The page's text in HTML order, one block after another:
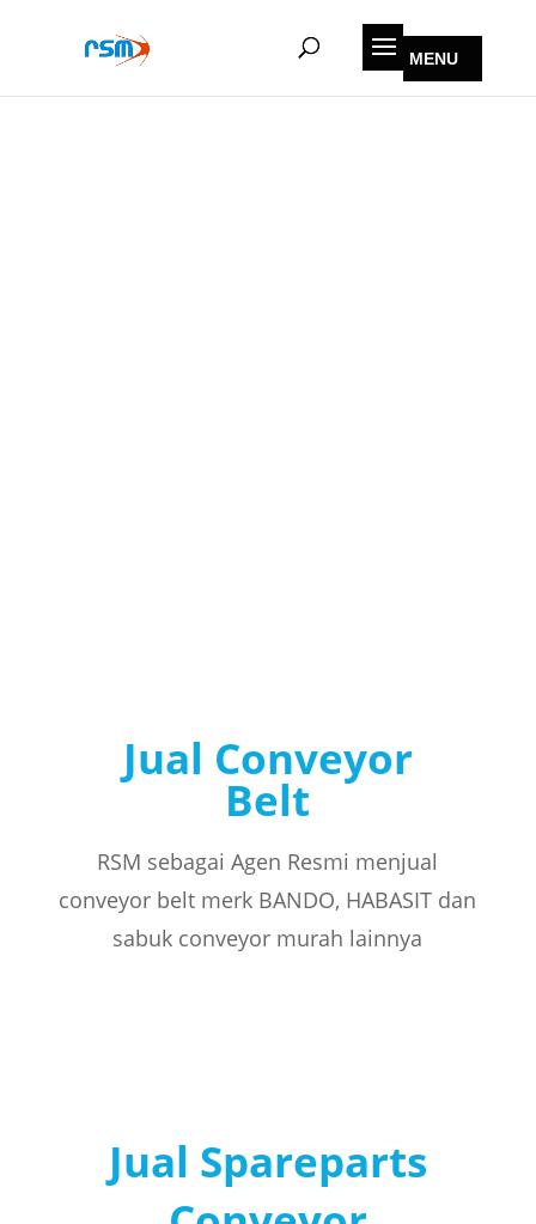
Jual Conveyor
Belt
RSM sebagai Agen Resmi menjual
conveyor belt merk BANDO, HABASIT dan
sabuk conveyor murah lainnya
Jual Spareparts